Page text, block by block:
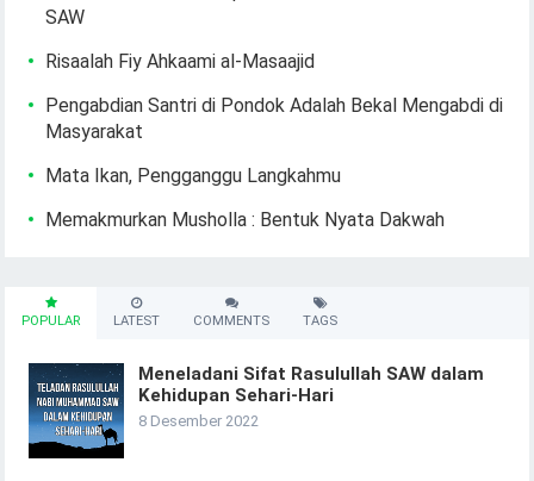
SAW
Risaalah Fiy Ahkaami al-Masaajid
Pengabdian Santri di Pondok Adalah Bekal Mengabdi di
Masyarakat
Mata Ikan, Pengganggu Langkahmu
Memakmurkan Musholla : Bentuk Nyata Dakwah
POPULAR LATEST COMMENTS TAGS
Meneladani Sifat Rasulullah SAW dalam
Kehidupan Sehari-Hari
8 Desember 2022